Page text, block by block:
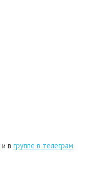
и в группе в телеграм